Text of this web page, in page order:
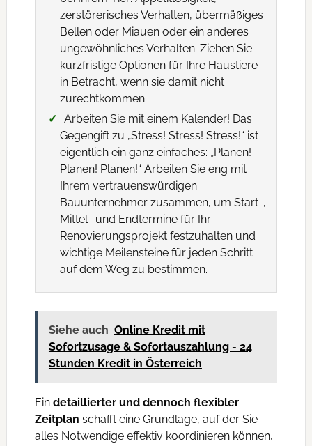
zerstörerisches Verhalten, übermäßiges
Bellen oder Miauen oder ein anderes
ungewöhnliches Verhalten. Ziehen Sie
kurzfristige Optionen für Ihre Haustiere
in Betracht, wenn sie damit nicht
zurechtkommen.
Arbeiten Sie mit einem Kalender! Das
Gegengift zu „Stress! Stress! Stress!“ ist
eigentlich ein ganz einfaches: „Planen!
Planen! Planen!“ Arbeiten Sie eng mit
Ihrem vertrauenswürdigen
Bauunternehmer zusammen, um Start-,
Mittel- und Endtermine für Ihr
Renovierungsprojekt festzuhalten und
wichtige Meilensteine für jeden Schritt
auf dem Weg zu bestimmen.
Siehe auch Online Kredit mit
Sofortzusage & Sofortauszahlung - 24
Stunden Kredit in Österreich
Ein detaillierter und dennoch flexibler
Zeitplan schafft eine Grundlage, auf der Sie
alles Notwendige effektiv koordinieren können,